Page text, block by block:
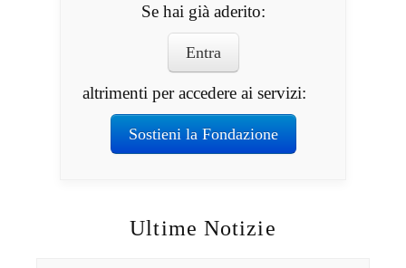
Se hai già aderito:
Entra
altrimenti per accedere ai servizi:
Sostieni la Fondazione
Ultime Notizie